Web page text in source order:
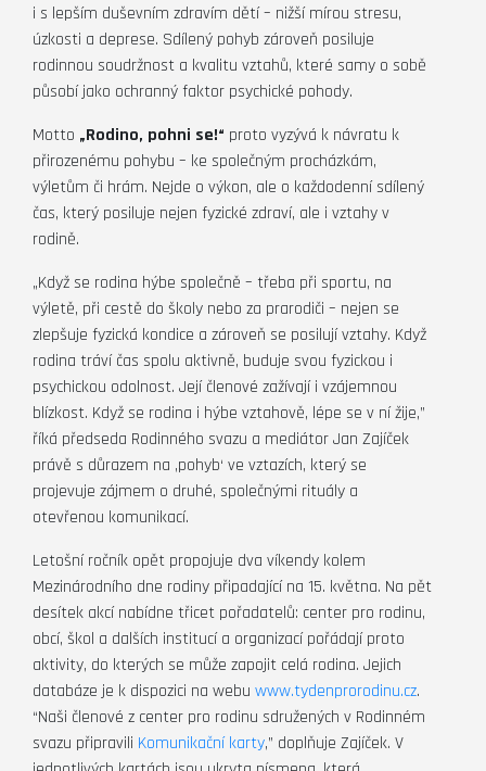
i s lepším duševním zdravím dětí – nižší mírou stresu,
úzkosti a deprese. Sdílený pohyb zároveň posiluje
rodinnou soudržnost a kvalitu vztahů, které samy o sobě
působí jako ochranný faktor psychické pohody.
Motto „Rodino, pohni se!“ proto vyzývá k návratu k
přirozenému pohybu – ke společným procházkám,
výletům či hrám. Nejde o výkon, ale o každodenní sdílený
čas, který posiluje nejen fyzické zdraví, ale i vztahy v
rodině.
„Když se rodina hýbe společně – třeba při sportu, na
výletě, při cestě do školy nebo za prarodiči – nejen se
zlepšuje fyzická kondice a zároveň se posilují vztahy. Když
rodina tráví čas spolu aktivně, buduje svou fyzickou i
psychickou odolnost. Její členové zažívají i vzájemnou
blízkost. Když se rodina i hýbe vztahově, lépe se v ní žije,”
říká předseda Rodinného svazu a mediátor Jan Zajíček
právě s důrazem na ‚pohyb‘ ve vztazích, který se
projevuje zájmem o druhé, společnými rituály a
otevřenou komunikací.
Letošní ročník opět propojuje dva víkendy kolem
Mezinárodního dne rodiny připadající na 15. května. Na pět
desítek akcí nabídne třicet pořadatelů: center pro rodinu,
obcí, škol a dalších institucí a organizací pořádají proto
aktivity, do kterých se může zapojit celá rodina. Jejich
databáze je k dispozici na webu www.tydenprorodinu.cz.
“Naši členové z center pro rodinu sdružených v Rodinném
svazu připravili Komunikační karty,” doplňuje Zajíček. V